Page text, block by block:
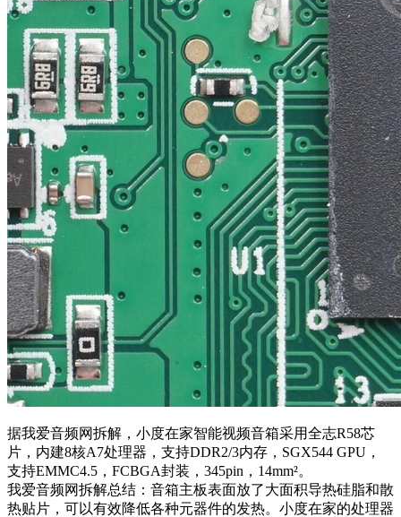
据我爱音频网拆解，小度在家智能视频音箱采用全志R58芯
片，内建8核A7处理器，支持DDR2/3内存，SGX544 GPU，
支持EMMC4.5，FCBGA封装，345pin，14mm²。
我爱音频网拆解总结：音箱主板表面放了大面积导热硅脂和散
热贴片，可以有效降低各种元器件的发热。小度在家的处理器